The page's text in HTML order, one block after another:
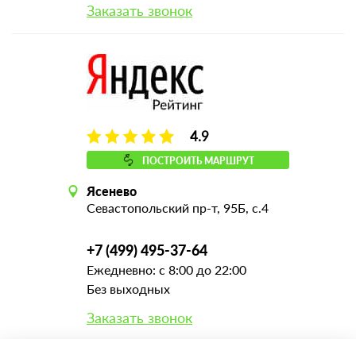
Заказать звонок
4.9
ПОСТРОИТЬ МАРШРУТ
Ясенево
Севастопольский пр-т, 95Б, с.4
+7 (499) 495-37-64
Ежедневно: с 8:00 до 22:00
Без выходных
Заказать звонок